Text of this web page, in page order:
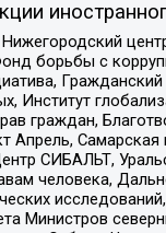
борьбы с
Институт
граждан,
Апрель,
СИБАЛЬТ,
человека,
Министров